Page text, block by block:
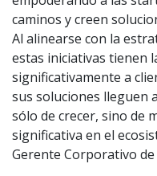
caminos y creen
Al alinearse con la
estas iniciativas tienen
significativamente a
sus soluciones lleguen
sólo de crecer, sino de
significativa en el
Gerente Corporativo